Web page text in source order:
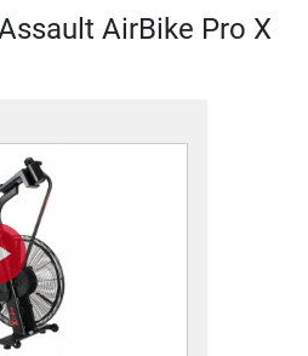
AirBike Pro X